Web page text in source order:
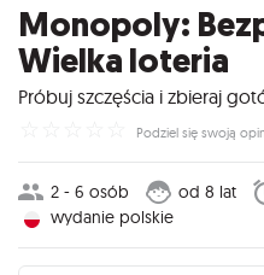
Monopoly:
Wielka loteria
Próbuj szczęścia i zbieraj
Podziel się swoją
2 - 6 osób od 8 lat
wydanie polskie